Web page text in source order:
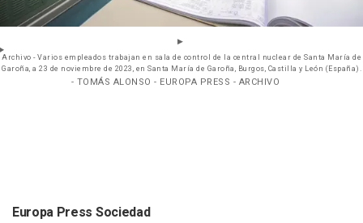
Archivo - Varios empleados trabajan en sala de control de la central nuclear de Santa María de
Garoña, a 23 de noviembre de 2023, en Santa María de Garoña, Burgos, Castilla y León (España).
- TOMÁS ALONSO - EUROPA PRESS - ARCHIVO
Europa Press Sociedad